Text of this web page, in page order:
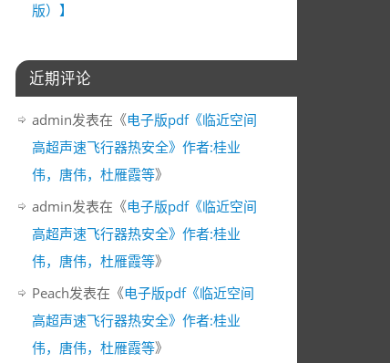
版）】
近期评论
admin发表在《电子版pdf《临近空间
高超声速飞行器热安全》作者:桂业
伟，唐伟，杜雁霞等》
admin发表在《电子版pdf《临近空间
高超声速飞行器热安全》作者:桂业
伟，唐伟，杜雁霞等》
Peach发表在《电子版pdf《临近空间
高超声速飞行器热安全》作者:桂业
伟，唐伟，杜雁霞等》